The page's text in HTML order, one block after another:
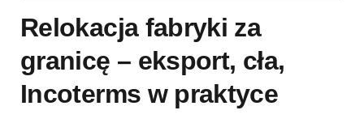
Relokacja fabryki za
granicę – eksport, cła,
Incoterms w praktyce